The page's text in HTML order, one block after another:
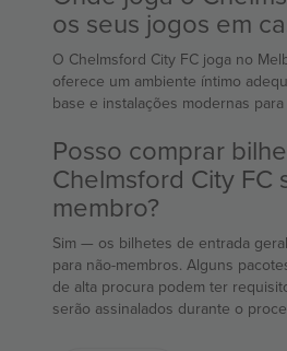
os seus jogos em
O Chelmsford City FC joga no
oferece um ambiente íntimo
base e instalações modernas
Posso comprar
Chelmsford City FC
membro?
Sim — os bilhetes de entrada geral estão disponíveis
para não-membros. Alguns
de alta procura podem ter
serão assinalados durante o